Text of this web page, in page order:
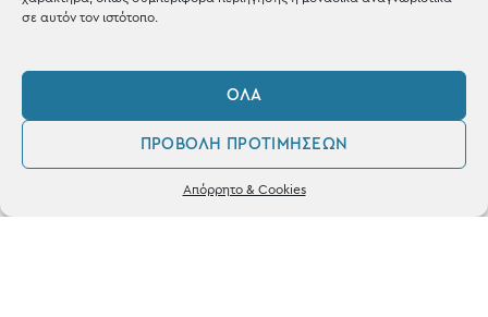
σε αυτόν τον ιστότοπο.
ΌΛΑ
ΠΡΟΒΟΛΉ ΠΡΟΤΙΜΉΣΕΩΝ
Απόρρητο & Cookies
ΚΑΤΑΣΤΗΜΑ
Σταθά 17, 38221 Βόλος
Δευ / Τετ / Σαβ: 09:00 - 15:00
0